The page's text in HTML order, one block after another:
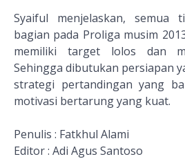
Syaiful menjelaskan,
bagian pada Proliga musim
memiliki target lolos dan
Sehingga dibutukan persiapan
strategi pertandingan yang
motivasi bertarung yang kuat.
Penulis : Fatkhul Alami
Editor : Adi Agus Santoso